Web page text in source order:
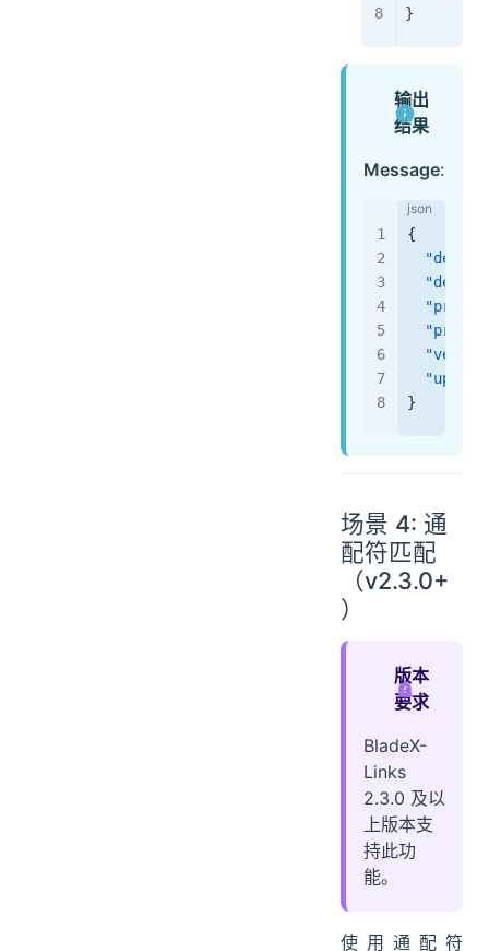
}
输出
结果
Message:
{
}
场景 4: 通
配符匹配
（v2.3.0+
）
版本
要求
BladeX-
Links
2.3.0 及以
上版本支
持此功
能。
使用通配符